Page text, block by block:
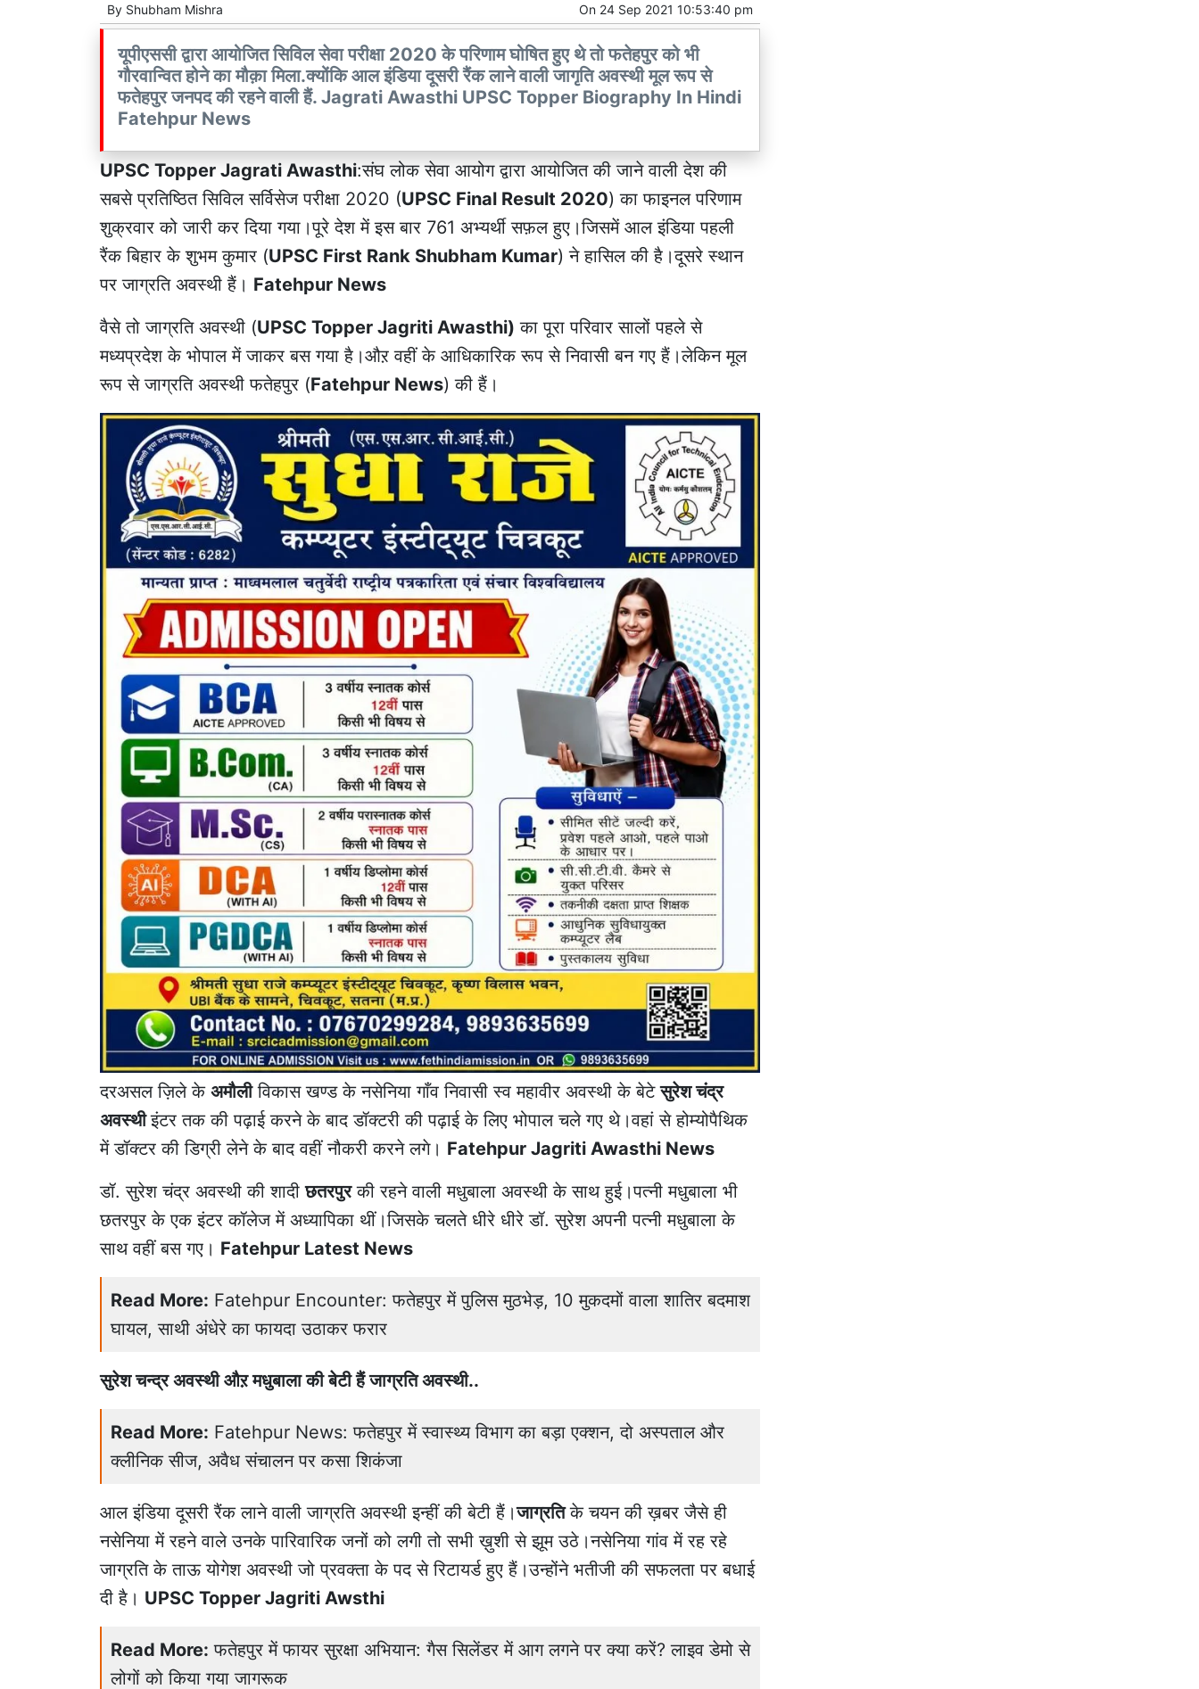
By Shubham Mishra On 24 Sep 2021 10:53:40 pm
यूपीएससी द्वारा आयोजित सिविल सेवा परीक्षा 2020 के परिणाम घोषित हुए थे तो फतेहपुर को भी
गौरवान्वित होने का मौक़ा मिला.क्योंकि आल इंडिया दूसरी रैंक लाने वाली जागृति अवस्थी मूल रूप से
फतेहपुर जनपद की रहने वाली हैं. Jagrati Awasthi UPSC Topper Biography In Hindi
Fatehpur News
UPSC Topper Jagrati Awasthi:संघ लोक सेवा आयोग द्वारा आयोजित की जाने वाली देश की
सबसे प्रतिष्ठित सिविल सर्विसेज परीक्षा 2020 (UPSC Final Result 2020) का फाइनल परिणाम
शुक्रवार को जारी कर दिया गया।पूरे देश में इस बार 761 अभ्यर्थी सफ़ल हुए।जिसमें आल इंडिया पहली
रैंक बिहार के शुभम कुमार (UPSC First Rank Shubham Kumar) ने हासिल की है।दूसरे स्थान
पर जाग्रति अवस्थी हैं। Fatehpur News
वैसे तो जाग्रति अवस्थी (UPSC Topper Jagriti Awasthi) का पूरा परिवार सालों पहले से
मध्यप्रदेश के भोपाल में जाकर बस गया है।औऱ वहीं के आधिकारिक रूप से निवासी बन गए हैं।लेकिन मूल
रूप से जाग्रति अवस्थी फतेहपुर (Fatehpur News) की हैं।
दरअसल ज़िले के अमौलीविकास खण्ड के नसेनिया गाँव निवासी स्व महावीर अवस्थी के बेटेसुरेश चंद्र
अवस्थीइंटर तक की पढ़ाई करने के बाद डॉक्टरी की पढ़ाई के लिए भोपाल चले गए थे।वहां से होम्योपैथिक
में डॉक्टर की डिग्री लेने के बाद वहीं नौकरी करने लगे। Fatehpur Jagriti Awasthi News
डॉ. सुरेश चंद्र अवस्थी की शादीछतरपुरकी रहने वाली मधुबाला अवस्थी के साथ हुई।पत्नी मधुबाला भी
छतरपुर के एक इंटर कॉलेज में अध्यापिका थीं।जिसके चलते धीरे धीरे डॉ. सुरेश अपनी पत्नी मधुबाला के
साथ वहीं बस गए। Fatehpur Latest News
Read More: Fatehpur Encounter: फतेहपुर में पुलिस मुठभेड़, 10 मुकदमों वाला शातिर बदमाश
घायल, साथी अंधेरे का फायदा उठाकर फरार
सुरेश चन्द्र अवस्थी औऱ मधुबाला की बेटी हैं जाग्रति अवस्थी..
Read More: Fatehpur News: फतेहपुर में स्वास्थ्य विभाग का बड़ा एक्शन, दो अस्पताल और
क्लीनिक सीज, अवैध संचालन पर कसा शिकंजा
आल इंडिया दूसरी रैंक लाने वाली जाग्रति अवस्थी इन्हीं की बेटी हैं।जाग्रतिके चयन की ख़बर जैसे ही
नसेनिया में रहने वाले उनके पारिवारिक जनों को लगी तो सभी ख़ुशी से झूम उठे।नसेनिया गांव में रह रहे
जाग्रति के ताऊ योगेश अवस्थी जो प्रवक्ता के पद से रिटायर्ड हुए हैं।उन्होंने भतीजी की सफलता पर बधाई
दी है। UPSC Topper Jagriti Awsthi
Read More: फतेहपुर में फायर सुरक्षा अभियान: गैस सिलेंडर में आग लगने पर क्या करें? लाइव डेमो से
लोगों को किया गया जागरूक